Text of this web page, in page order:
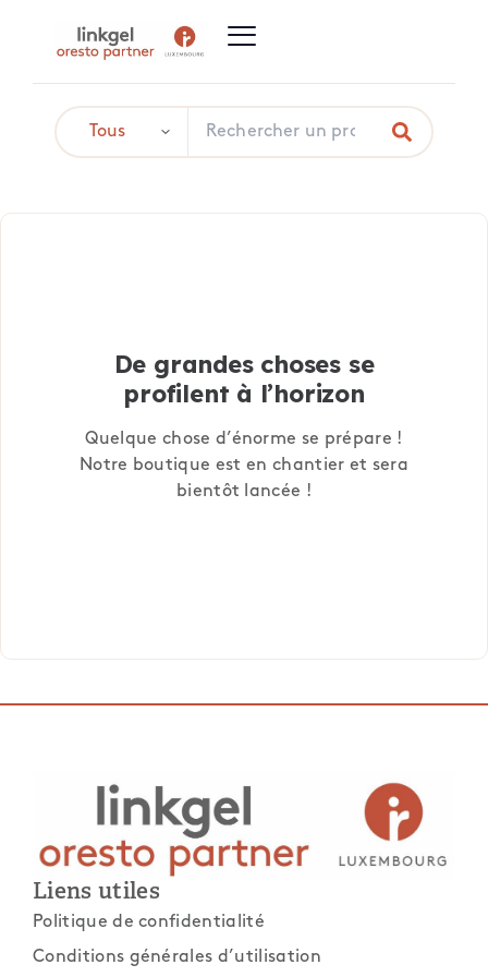
De grandes choses se
profilent à l’horizon
Quelque chose d’énorme se prépare !
Notre boutique est en chantier et sera
bientôt lancée !
Liens utiles
Politique de confidentialité
Conditions générales d’utilisation